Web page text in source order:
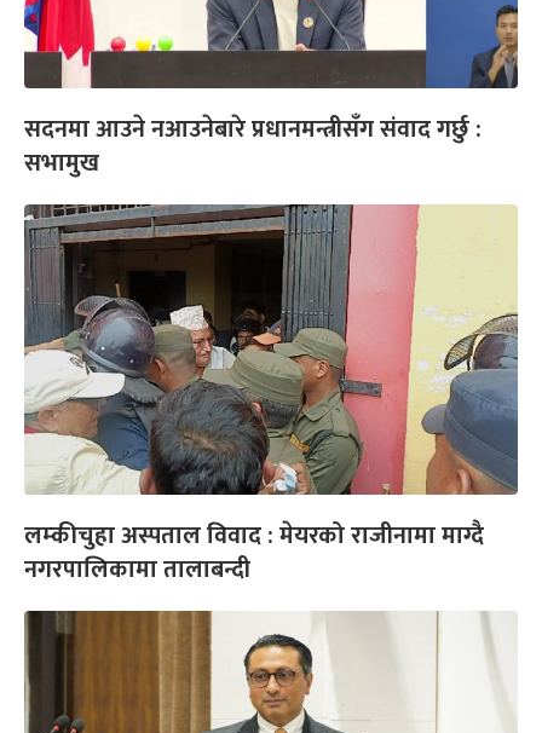
सदनमा आउने नआउनेबारे प्रधानमन्त्रीसँग संवाद गर्छु :
सभामुख
लम्कीचुहा अस्पताल विवाद : मेयरको राजीनामा माग्दै
नगरपालिकामा तालाबन्दी